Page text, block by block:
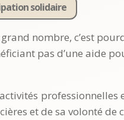
solidaire
nombre, c’est
pas d’une aide
et de sa volonté de